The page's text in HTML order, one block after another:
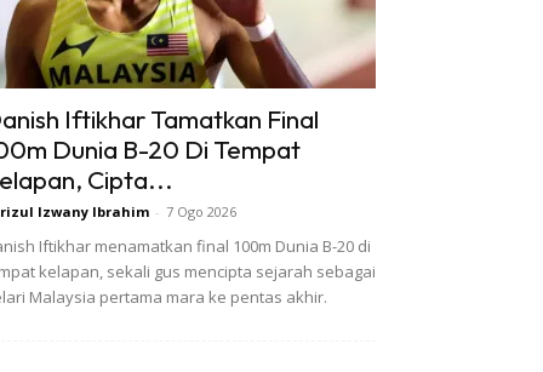
Iftikhar Tamatkan Final
Dunia B-20 Di Tempat
Cipta...
Izwany Ibrahim - 7 Ogo 2026
Iftikhar menamatkan final 100m Dunia B-20 di
kelapan, sekali gus mencipta sejarah sebagai
Malaysia pertama mara ke pentas akhir.